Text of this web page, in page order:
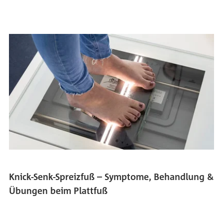
Knick-Senk-Spreizfuß – Symptome, Behandlung &
Übungen beim Plattfuß